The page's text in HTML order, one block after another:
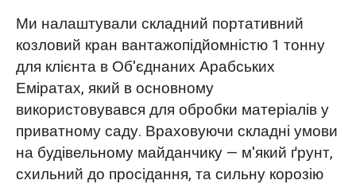
Вимоги до закупівлі: Експлуатація
м’якого ґрунту та захист узбережжя від
корозії
Індивідуальне проектування
переносного козлового крана: широкі
гумові колеса, антикорозійне покриття
та оцинкований ланцюг
Ми налаштували складний портативний
козловий кран вантажопідйомністю 1 тонну
для клієнта в Об'єднаних Арабських
Еміратах, який в основному
використовувався для обробки матеріалів у
приватному саду. Враховуючи складні умови
на будівельному майданчику — м'який ґрунт,
схильний до просідання, та сильну корозію